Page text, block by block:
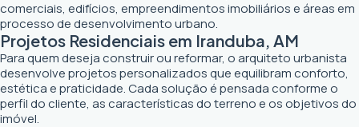
comerciais, edifícios, empreendimentos imobiliários e áreas em
processo de desenvolvimento urbano.
Projetos Residenciais em Iranduba, AM
Para quem deseja construir ou reformar, o arquiteto urbanista
desenvolve projetos personalizados que equilibram conforto,
estética e praticidade. Cada solução é pensada conforme o
perfil do cliente, as características do terreno e os objetivos do
imóvel.